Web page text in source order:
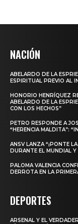
NACIÓN
ABELARDO DE LA
ESPIRITUAL PREVIO AL
HONORIO HENRÍQUEZ
ABELARDO DE LA
CON LOS HECHOS”
PETRO RESPONDE A
“HERENCIA MALDITA”:
ANSV LANZA “¡PONTE
DURANTE EL MUNDIAL
PALOMA VALENCIA
DERROTA EN LA
DEPORTES
ARSENAL Y EL